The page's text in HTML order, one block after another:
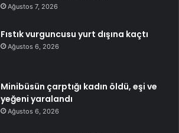
Ağustos 7, 2026
Fıstık vurguncusu yurt dışına kaçtı
Ağustos 6, 2026
Minibüsün çarptığı kadın öldü, eşi ve
yeğeni yaralandı
Ağustos 6, 2026